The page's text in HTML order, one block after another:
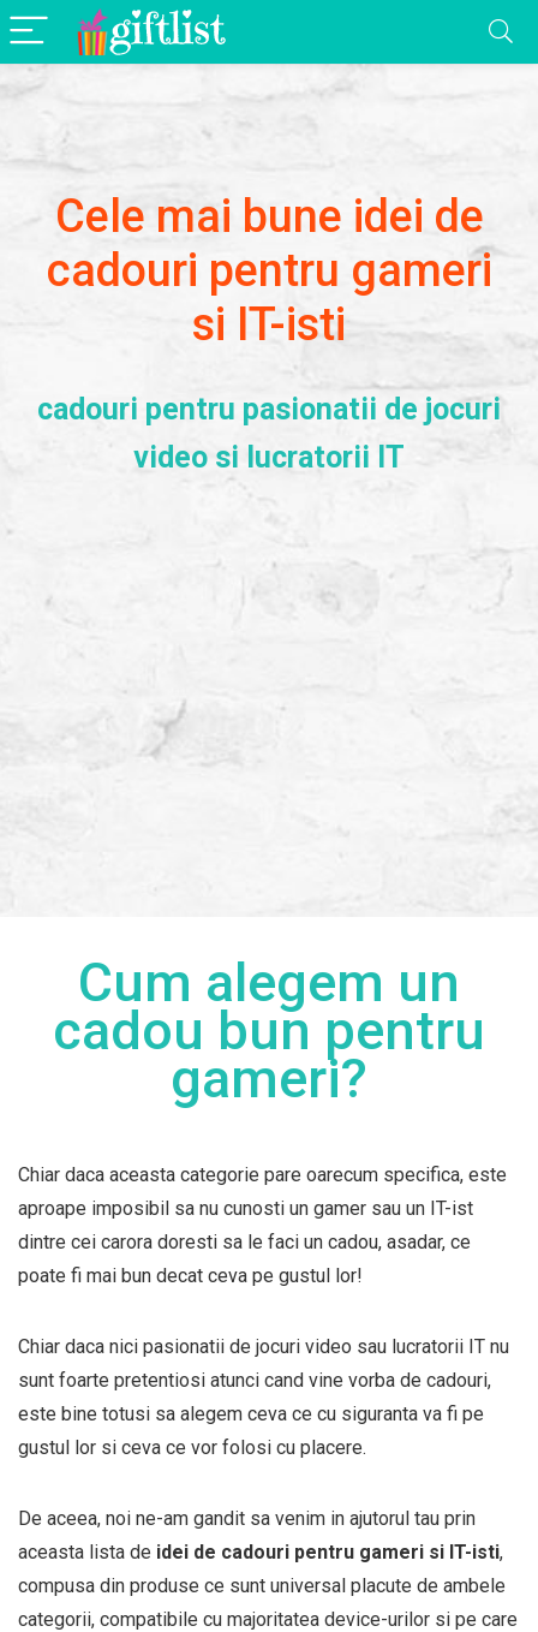
Cele mai bune idei de
cadouri pentru gameri
si IT-isti
cadouri pentru pasionatii de jocuri
video si lucratorii IT
Cum alegem un
cadou bun pentru
gameri?
Chiar daca aceasta categorie pare oarecum specifica, este
aproape imposibil sa nu cunosti un gamer sau un IT-ist
dintre cei carora doresti sa le faci un cadou, asadar, ce
poate fi mai bun decat ceva pe gustul lor!
Chiar daca nici pasionatii de jocuri video sau lucratorii IT nu
sunt foarte pretentiosi atunci cand vine vorba de cadouri,
este bine totusi sa alegem ceva ce cu siguranta va fi pe
gustul lor si ceva ce vor folosi cu placere.
De aceea, noi ne-am gandit sa venim in ajutorul tau prin
aceasta lista de idei de cadouri pentru gameri si IT-isti,
compusa din produse ce sunt universal placute de ambele
categorii, compatibile cu majoritatea device-urilor si pe care